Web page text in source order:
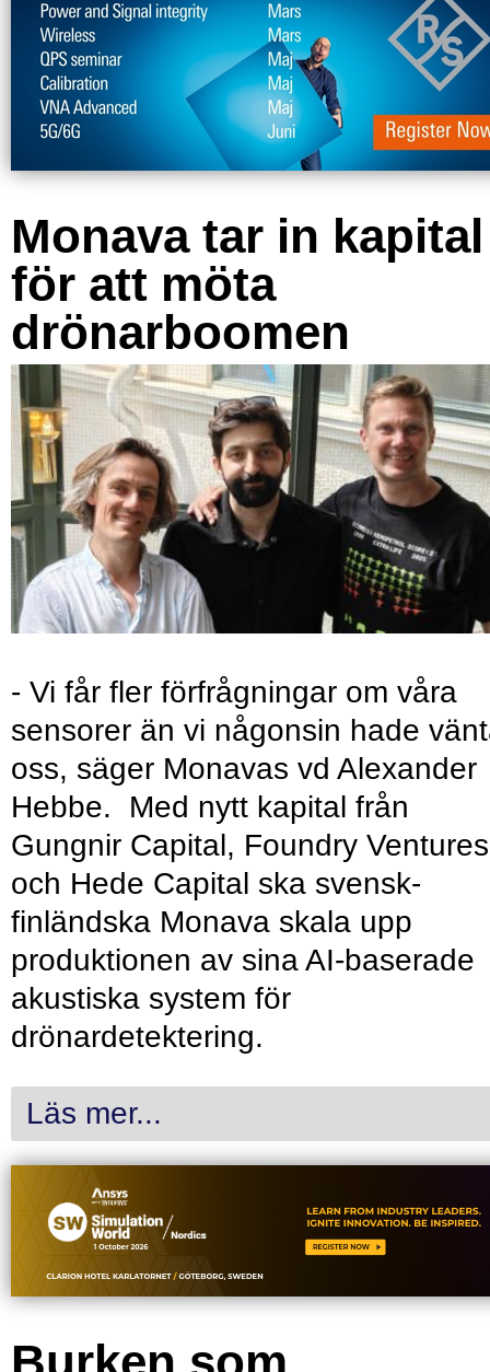
Monava tar in kapital
för att möta
drönarboomen
- Vi får fler förfrågningar om våra
sensorer än vi någonsin hade
oss, säger Monavas vd Alexander
Hebbe. Med nytt kapital från
Gungnir Capital, Foundry Ventures
och Hede Capital ska svensk-
finländska Monava skala upp
produktionen av sina AI-baserade
akustiska system för
drönardetektering.
Läs mer...